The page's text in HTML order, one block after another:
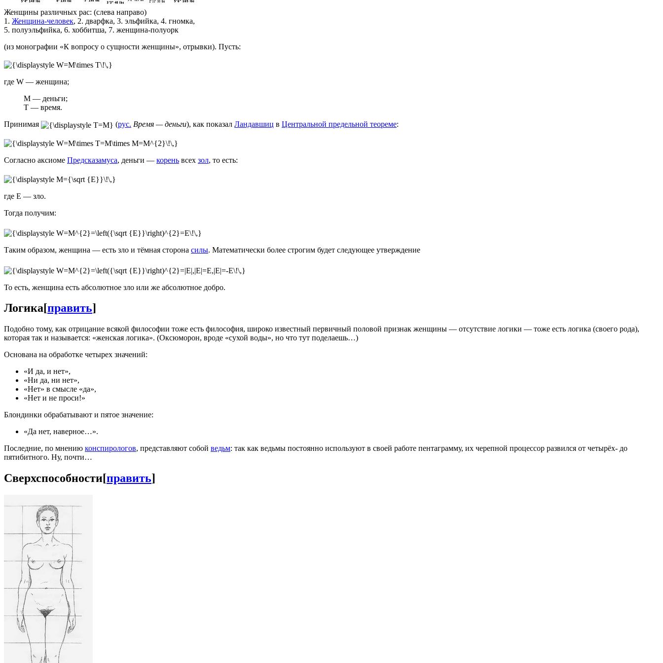
Женщины различных рас: (слева направо)
1. Женщина-человек, 2. дварфка, 3. эльфийка, 4. гномка,
5. полуэльфийка, 6. хоббитша, 7. женщина-полуорк
(из монографии «К вопросу о сущности женщины», отрывки). Пусть:
где W — женщина;
M — деньги;
T — время.
Принимая
(рус. Время — деньги), как показал Ландавшиц в Центральной предельной теореме:
Согласно аксиоме Предсказамуса, деньги — корень всех зол, то есть:
где E — зло.
Тогда получим:
Таким образом, женщина — есть зло и тёмная сторона силы. Математически более строгим будет следующее утверждение
То есть, женщина есть абсолютное зло или же абсолютное добро.
Логика[править]
Подобно тому, как отрицание всякой философии тоже есть философия, широко известный первичный половой признак женщины — отсутствие логики — тоже есть логика (своего рода),
которая так и называется: «женская логика». (Оксюморон, вроде «сухой воды», но что тут поделаешь…)
Основана на обработке четырех значений:
«И да, и нет»,
«Ни да, ни нет»,
«Нет» в смысле «да»,
«Нет и не проси!»
Блондинки обрабатывают и пятое значение:
«Да нет, наверное…».
Последние, по мнению конспирологов, представляют собой ведьм: так как ведьмы постоянно используют в своей работе пентаграмму, их черепной процессор развился от четырёх- до
пятибитного. Ну, почти…
Сверхспособности[править]